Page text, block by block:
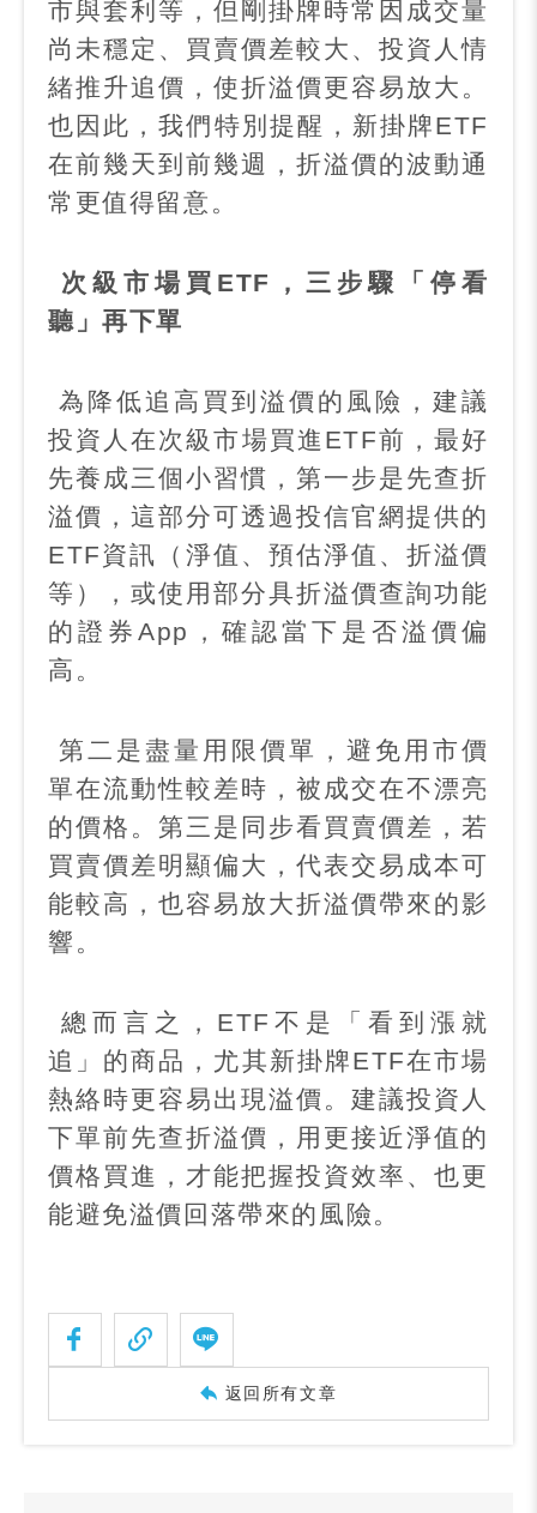
市與套利等，但剛掛牌時常因成交量
尚未穩定、買賣價差較大、投資人情
緒推升追價，使折溢價更容易放大。
也因此，我們特別提醒，新掛牌ETF
在前幾天到前幾週，折溢價的波動通
常更值得留意。
次級市場買 ETF
，三步驟「停看
聽」再下單
為降低追高買到溢價的風險，建議
投資人在次級市場買進 ETF前，最好
先養成三個小習慣，第一步是先查折
溢價，這部分可透過投信官網提供的
ETF資訊（淨值、預估淨值、折溢價
等），或使用部分具折溢價查詢功能
的證券App ，確認當下是否溢價偏
高。
第二是盡量用限價單，避免用市價
單在流動性較差時，被成交在不漂亮
的價格。第三是同步看買賣價差，若
買賣價差明顯偏大，代表交易成本可
能較高，也容易放大折溢價帶來的影
響。
總而言之， ETF 不是「看到漲就
追」的商品，尤其新掛牌ETF在市場
熱絡時更容易出現溢價。建議投資人
下單前先查折溢價，用更接近淨值的
價格買進，才能把握投資效率、也更
能避免溢價回落帶來的風險。
返回所有文章